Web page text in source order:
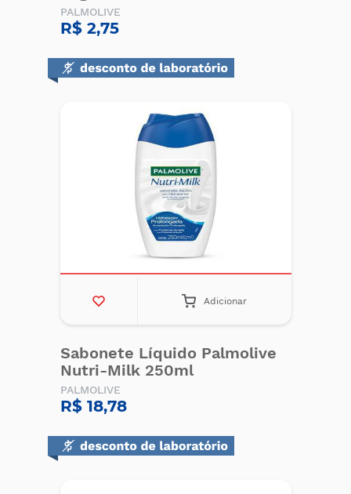
PALMOLIVE
R$ 2,75
Adicionar
Sabonete Líquido Palmolive
Nutri-Milk 250ml
PALMOLIVE
R$ 18,78